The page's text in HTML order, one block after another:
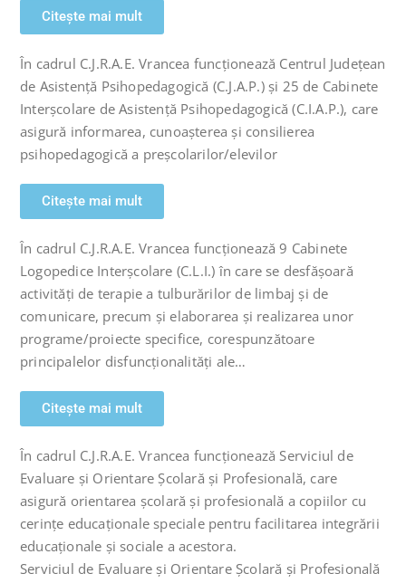
Citește mai mult
În cadrul C.J.R.A.E. Vrancea funcționează Centrul Județean
de Asistență Psihopedagogică (C.J.A.P.) şi 25 de Cabinete
Interșcolare de Asistență Psihopedagogică (C.I.A.P.), care
asigură informarea, cunoașterea şi consilierea
psihopedagogică a preșcolarilor/elevilor
Citește mai mult
În cadrul C.J.R.A.E. Vrancea funcționează 9 Cabinete
Logopedice Interșcolare (C.L.I.) în care se desfășoară
activități de terapie a tulburărilor de limbaj şi de
comunicare, precum şi elaborarea şi realizarea unor
programe/proiecte specifice, corespunzătoare
principalelor disfuncționalități ale…
Citește mai mult
În cadrul C.J.R.A.E. Vrancea funcționează Serviciul de
Evaluare şi Orientare Școlară şi Profesională, care
asigură orientarea școlară şi profesională a copiilor cu
cerințe educaţionale speciale pentru facilitarea integrării
educaționale şi sociale a acestora.
Serviciul de Evaluare şi Orientare Școlară şi Profesională